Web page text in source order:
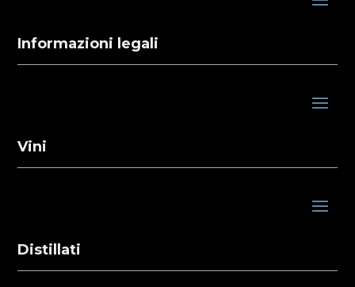
Informazioni legali
Vini
Distillati